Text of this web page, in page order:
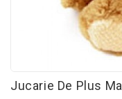
Jucarie De Plus